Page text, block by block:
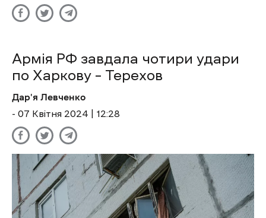
Армія РФ завдала чотири удари
по Харкову – Терехов
Дар'я Левченко
- 07 Квітня 2024 | 12:28